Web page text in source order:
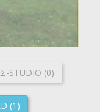
STUDIO (0)
(1)